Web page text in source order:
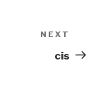
Post
NEXT
cis